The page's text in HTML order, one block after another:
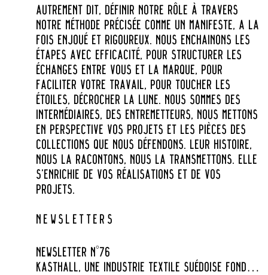
AU­TRE­MENT DIT, DÉ­FI­NIR NOTRE RÔLE À TRA­VERS
NOTRE MÉ­THODE PRÉ­CI­SÉE COMME UN MA­NI­FESTE, A LA
FOIS EN­JOUÉ ET RI­GOU­REUX. NOUS EN­CHAI­NONS LES
ÉTAPES AVEC EF­FI­CA­CITÉ, POUR STRUC­TU­RER LES
ÉCHANGES ENTRE VOUS ET LA MARQUE, POUR
FA­CI­LI­TER VOTRE TRA­VAIL, POUR TOU­CHER LES
ÉTOILES, DÉ­CRO­CHER LA LUNE. NOUS SOMMES DES
IN­TER­MÉ­DIAIRES, DES EN­TRE­MET­TEURS, NOUS MET­TONS
EN PERS­PEC­TIVE VOS PRO­JETS ET LES PIÈCES DES
COL­LEC­TIONS QUE NOUS DÉ­FEN­DONS. LEUR HIS­TOIRE,
NOUS LA RA­CON­TONS, NOUS LA TRANS­MET­TONS. ELLE
S’EN­RI­CHIE DE VOS RÉA­LI­SA­TIONS ET DE VOS
PRO­JETS.
NEWSLETTERS
NEWSLETTER N°76
KASTHALL, UNE INDUSTRIE TEXTILE SUÉDOISE FONDÉE AU XIXE SIÈCLE